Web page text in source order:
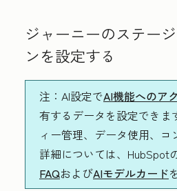
ジャーニーのステー
ンを設定する
注 ：AI設定でAI機能へのア
有するデータを設定できま
ィー管理、データ使用、コ
詳細については、HubSpot
FAQおよびAIモデルカード